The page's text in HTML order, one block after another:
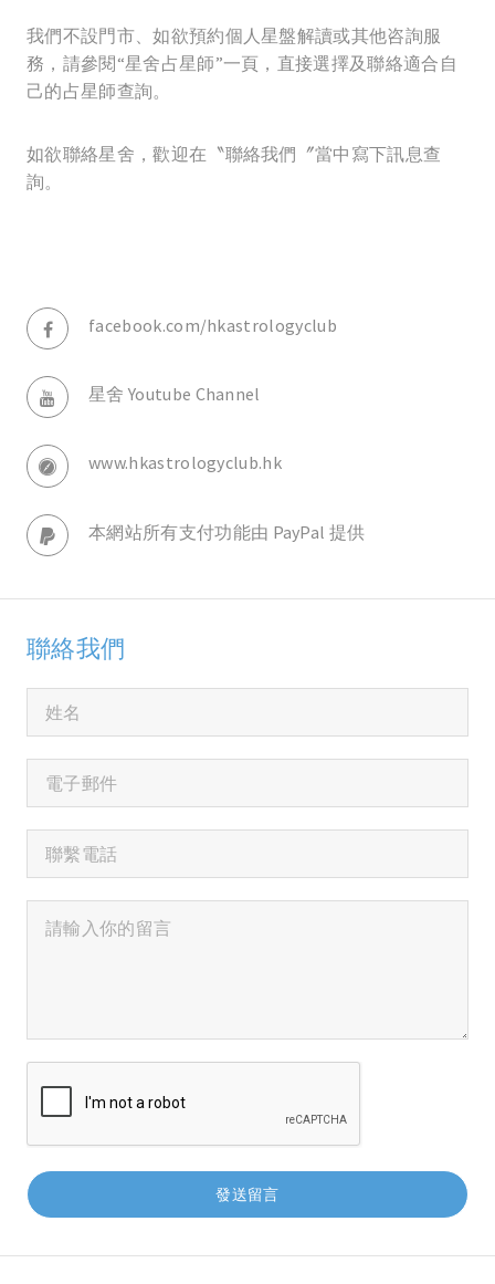
我們不設門市、如欲預約個人星盤解讀或其他咨詢服
務，請參閱“星舍占星師”一頁，直接選擇及聯絡適合自
己的占星師查詢。
如欲聯絡星舍，歡迎在〝聯絡我們〞當中寫下訊息查
詢。
facebook.com/hkastrologyclub
星舍 Youtube Channel
www.hkastrologyclub.hk
本網站所有支付功能由 PayPal 提供
聯絡我們